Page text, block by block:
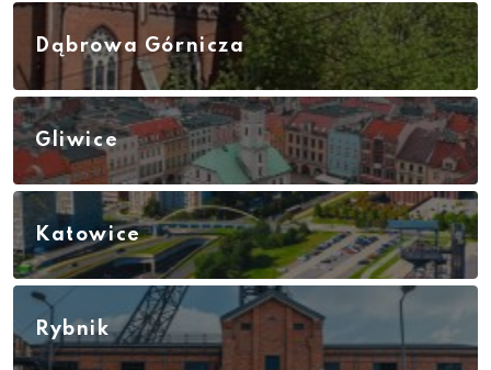
Dąbrowa Górnicza
Gliwice
Katowice
Rybnik